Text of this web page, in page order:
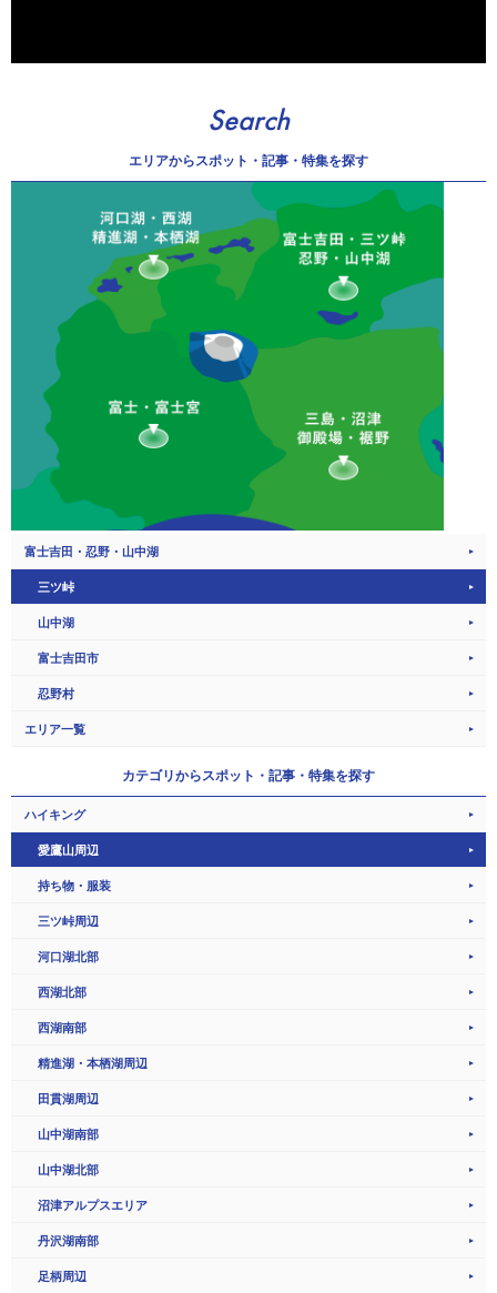
Search
エリアからスポット・記事・特集を探す
富士吉田・忍野・山中湖
三ツ峠
山中湖
富士吉田市
忍野村
エリア一覧
カテゴリからスポット・記事・特集を探す
ハイキング
愛鷹山周辺
持ち物・服装
三ツ峠周辺
河口湖北部
西湖北部
西湖南部
精進湖・本栖湖周辺
田貫湖周辺
山中湖南部
山中湖北部
沼津アルプスエリア
丹沢湖南部
足柄周辺